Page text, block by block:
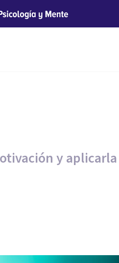
y aplicarla